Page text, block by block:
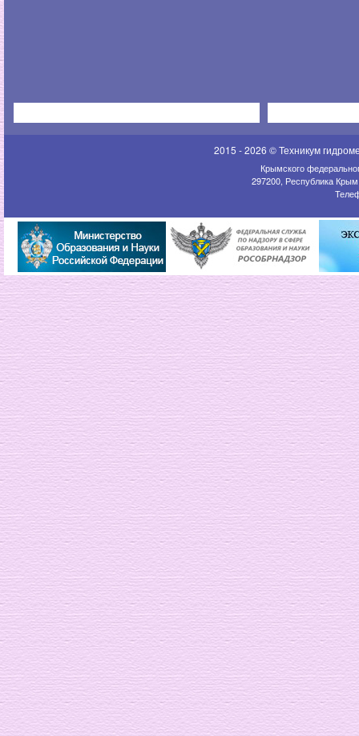
2015 - 2026 © Техникум
Крымского
297200, Республика